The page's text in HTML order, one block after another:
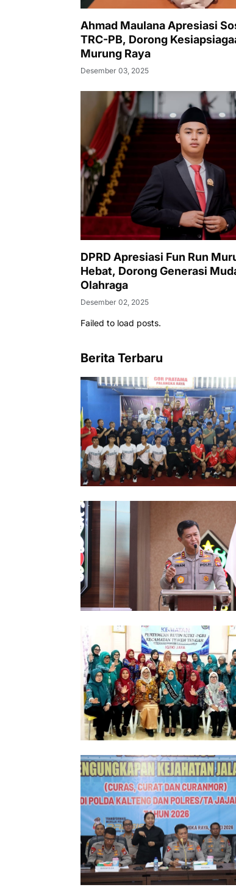
Ahmad Maulana Apresiasi
TRC-PB, Dorong
Murung Raya
Desember 03, 2025
DPRD Apresiasi Fun Run
Hebat, Dorong Generasi
Olahraga
Desember 02, 2025
Failed to load posts.
Berita Terbaru